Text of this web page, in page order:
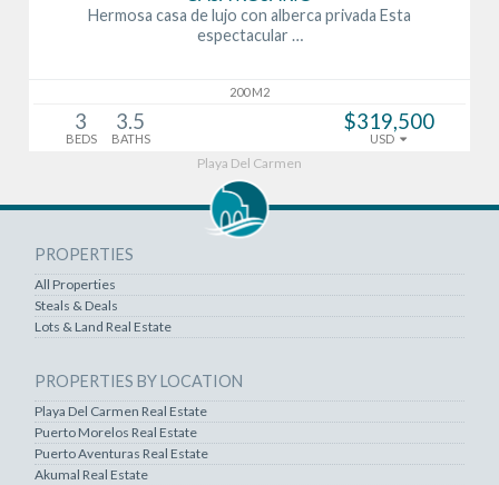
Hermosa casa de lujo con alberca privada Esta
espectacular …
200 M2
3
BEDS
3.5
BATHS
$319,500
USD
Playa Del Carmen
PROPERTIES
All Properties
Steals & Deals
Lots & Land Real Estate
PROPERTIES BY LOCATION
Playa Del Carmen Real Estate
Puerto Morelos Real Estate
Puerto Aventuras Real Estate
Akumal Real Estate